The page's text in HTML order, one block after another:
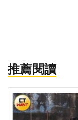
推薦閱讀